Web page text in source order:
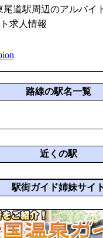
尾道駅周辺のアルバイ
求人情報
路線の駅名一覧
近くの駅
駅街ガイド姉妹サイ